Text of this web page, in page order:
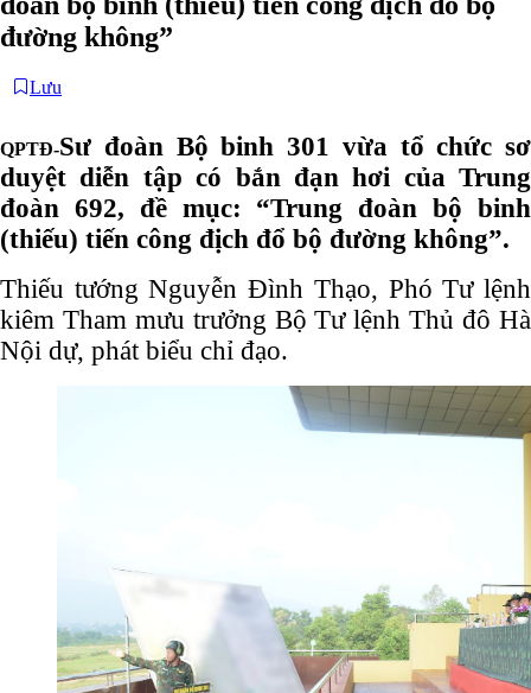
đường không”
Lưu
QPTĐ-Sư đoàn Bộ binh 301 vừa tổ chức sơ
duyệt diễn tập có bắn đạn hơi của Trung
đoàn 692, đề mục: “Trung đoàn bộ binh
(thiếu) tiến công địch đổ bộ đường không”.
Thiếu tướng Nguyễn Đình Thạo, Phó Tư lệnh
kiêm Tham mưu trưởng Bộ Tư lệnh Thủ đô Hà
Nội dự, phát biểu chỉ đạo.